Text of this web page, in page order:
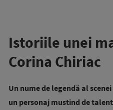
Istoriile unei
Corina Chiriac
Un nume de legendă al
un personaj mustind de